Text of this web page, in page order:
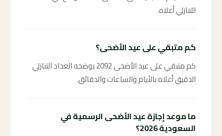
التنازلي أعلاه.
كم متبقي على عيد الأضحى؟
كم متبقي على عيد الأضحى 2092 يوضحه العداد التنازلي
الدقيق أعلاه بالأيام والساعات والدقائق.
ما موعد إجازة عيد الأضحى الرسمية في
السعودية 2026؟